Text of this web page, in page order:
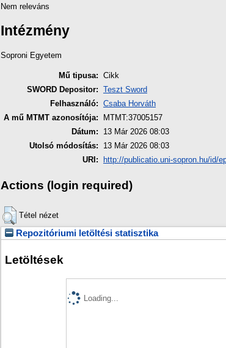
Nem releváns
Intézmény
Soproni Egyetem
Mű tipusa: Cikk
SWORD Depositor: Teszt Sword
Felhasználó: Csaba Horváth
A mű MTMT azonosítója:
MTMT:37005157
Dátum:
13 Már 2026 08:03
Utolsó módosítás:
13 Már 2026 08:03
URI:
http://publicatio.uni-sopron.hu/id/
Actions (login required)
Tétel nézet
Repozitóriumi letöltési statisztika
Letöltések
Loading...